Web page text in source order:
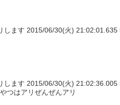
します 2015/06/30(火)
します 2015/06/30(火) 21:02:36.005
つはアリぜんぜんアリ